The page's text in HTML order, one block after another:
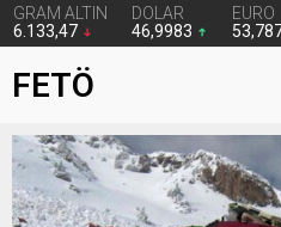
GRAM ALTIN
6.133,47
DOLAR
46,9983
EURO
FETÖ